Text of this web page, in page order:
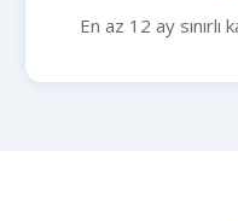
En az 12 ay